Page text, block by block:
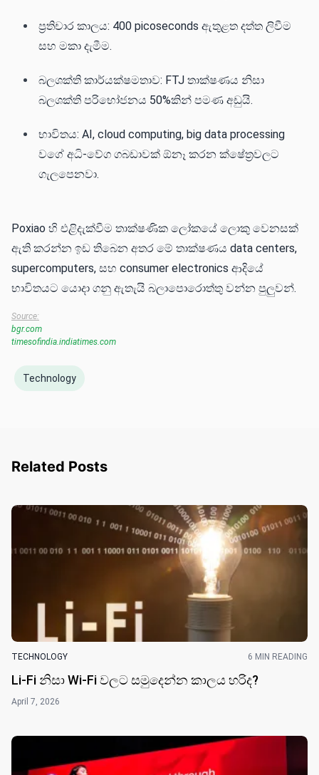
ප්‍රතිචාර කාලය: 400 picoseconds ඇතුළත දත්ත ලිවීම
සහ මකා දැමීම.
බලශක්ති කාර්යක්ෂමතාව: FTJ තාක්ෂණය නිසා
බලශක්ති පරිභෝජනය 50%කින් පමණ අඩුයි.
භාවිතය: AI, cloud computing, big data processing
වගේ අධි-වේග ගබඩාවක් ඕනෑ කරන ක්ෂේත්‍රවලට
ගැලපෙනවා.
Poxiao හි එළිදැක්වීම තාක්ෂණික ලෝකයේ ලොකු වෙනසක්
ඇති කරන්න ඉඩ තිබෙන අතර මේ තාක්ෂණය data centers,
supercomputers, සහ consumer electronics ආදියේ
භාවිතයට යොදා ගනු ඇතැයි බලාපොරොත්තු වන්න පුලුවන්.
Source:
bgr.com
timesofindia.indiatimes.com
Technology
Related Posts
TECHNOLOGY 6 MIN READING
Li-Fi නිසා Wi-Fi වලට සමුදෙන්න කාලය හරිද?
April 7, 2026